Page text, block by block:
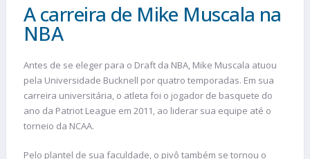
A carreira de Mike Muscala na
NBA
Antes de se eleger para o Draft da NBA, Mike Muscala atuou
pela Universidade Bucknell por quatro temporadas. Em sua
carreira universitária, o atleta foi o jogador de basquete do
ano da Patriot League em 2011, ao liderar sua equipe até o
torneio da NCAA.
Pelo plantel de sua faculdade, o pivô também se tornou o